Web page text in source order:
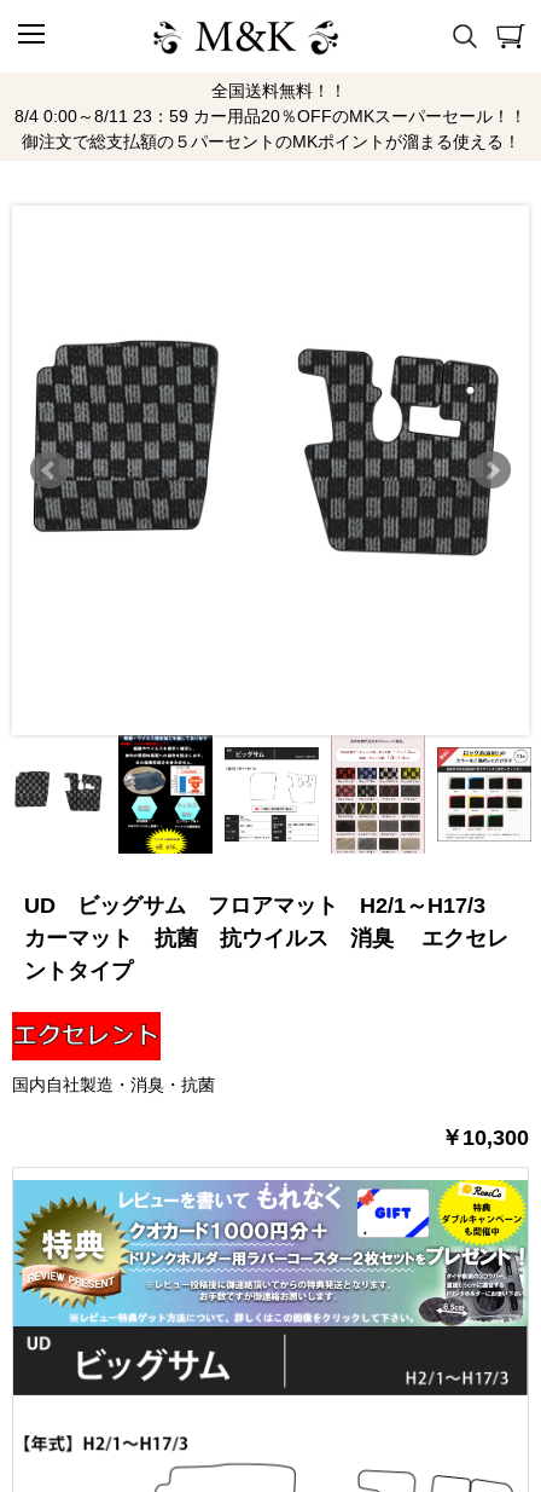
全国送料無料！！
8/4 0:00～8/11 23：59 カー用品20％OFFのMKスーパーセール！！
御注文で総支払額の５パーセントのMKポイントが溜まる使える！
UD ビッグサム フロアマット H2/1～H17/3
カーマット 抗菌 抗ウイルス 消臭 エクセレ
ントタイプ
国内自社製造・消臭・抗菌
￥10,300